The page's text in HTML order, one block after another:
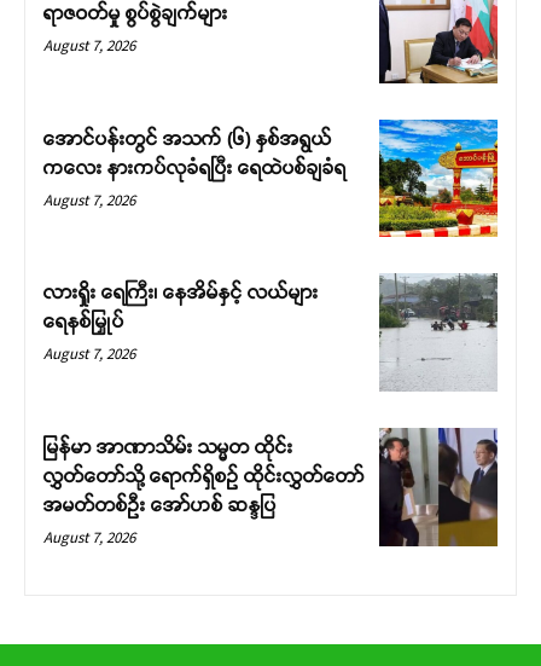
ရာဇဝတ်မှု စွပ်စွဲချက်များ
August 7, 2026
အောင်ပန်းတွင် အသက် (၆) နှစ်အရွယ်
ကလေး နားကပ်လုခံရပြီး ရေထဲပစ်ချခံရ
August 7, 2026
လားရှိုး ရေကြီး၊ နေအိမ်နှင့် လယ်များ
ရေနစ်မြှုပ်
August 7, 2026
မြန်မာ အာဏာသိမ်း သမ္မတ ထိုင်း
လွှတ်တော်သို့ ရောက်ရှိစဉ် ထိုင်းလွှတ်တော်
အမတ်တစ်ဦး အော်ဟစ် ဆန္ဒပြ
August 7, 2026